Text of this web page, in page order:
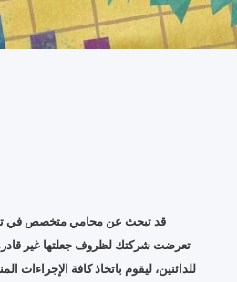
قد تبحث عن محامي متخصص في
تعرضت شركتك لظروف جعلتها غير قادرة
للدائنين، ليقوم باتخاذ كافة الإجراءات